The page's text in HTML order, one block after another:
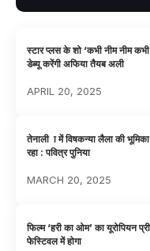
स्टार प्लस के शो ‘कभी नीम नीम
डेब्यू करेंगी अफिया तैयब अली
APRIL 20, 2025
तेनाली ा में विषकन्या लैला की
रहा : पवित्र पुनिया
MARCH 20, 2025
फिल्म ‘हरी का ओम’ का यूरोपियन
फेस्टिवल में होगा